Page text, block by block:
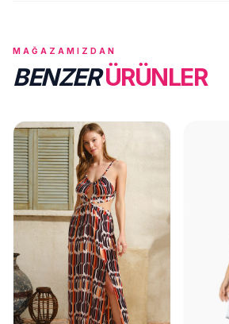
MAĞAZAMIZDAN
BENZERÜRÜNLER